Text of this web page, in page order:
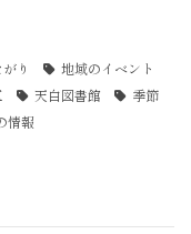
り
地域のイベント
天白図書館
季節
情報